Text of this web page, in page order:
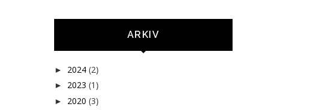
ARKIV
► 2024 (2)
► 2023 (1)
► 2020 (3)